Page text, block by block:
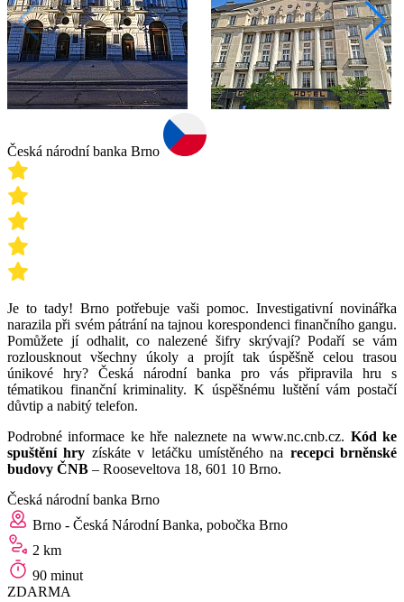
Česká národní banka Brno
Je to tady! Brno potřebuje vaši pomoc. Investigativní novinářka
narazila při svém pátrání na tajnou korespondenci finančního gangu.
Pomůžete jí odhalit, co nalezené šifry skrývají? Podaří se vám
rozlousknout všechny úkoly a projít tak úspěšně celou trasou
únikové hry? Česká národní banka pro vás připravila hru s
tématikou finanční kriminality. K úspěšnému luštění vám postačí
důvtip a nabitý telefon.
Podrobné informace ke hře naleznete na www.nc.cnb.cz. Kód ke
spuštění hry získáte v letáčku umístěného na recepci brněnské
budovy ČNB – Rooseveltova 18, 601 10 Brno.
Česká národní banka Brno
Brno - Česká Národní Banka, pobočka Brno
2 km
90 minut
ZDARMA